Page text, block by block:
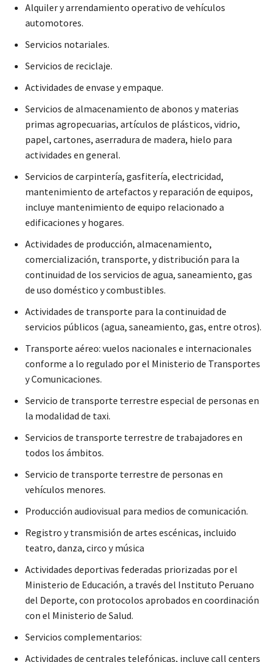
Alquiler y arrendamiento operativo de vehículos
automotores.
Servicios notariales.
Servicios de reciclaje.
Actividades de envase y empaque.
Servicios de almacenamiento de abonos y materias
primas agropecuarias, artículos de plásticos, vidrio,
papel, cartones, aserradura de madera, hielo para
actividades en general.
Servicios de carpintería, gasfitería, electricidad,
mantenimiento de artefactos y reparación de equipos,
incluye mantenimiento de equipo relacionado a
edificaciones y hogares.
Actividades de producción, almacenamiento,
comercialización, transporte, y distribución para la
continuidad de los servicios de agua, saneamiento, gas
de uso doméstico y combustibles.
Actividades de transporte para la continuidad de
servicios públicos (agua, saneamiento, gas, entre otros).
Transporte aéreo: vuelos nacionales e internacionales
conforme a lo regulado por el Ministerio de Transportes
y Comunicaciones.
Servicio de transporte terrestre especial de personas en
la modalidad de taxi.
Servicios de transporte terrestre de trabajadores en
todos los ámbitos.
Servicio de transporte terrestre de personas en
vehículos menores.
Producción audiovisual para medios de comunicación.
Registro y transmisión de artes escénicas, incluido
teatro, danza, circo y música
Actividades deportivas federadas priorizadas por el
Ministerio de Educación, a través del Instituto Peruano
del Deporte, con protocolos aprobados en coordinación
con el Ministerio de Salud.
Servicios complementarios:
Actividades de centrales telefónicas, incluye call centers